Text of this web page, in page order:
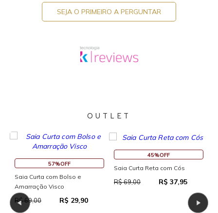
SEJA O PRIMEIRO A PERGUNTAR
OUTLET
57%OFF
Saia Curta com Bolso e
Amarração Visco
R$ 69,00 R$ 29,90
45%OFF
Saia Curta Reta com Cós
R$ 69,00 R$ 37,95